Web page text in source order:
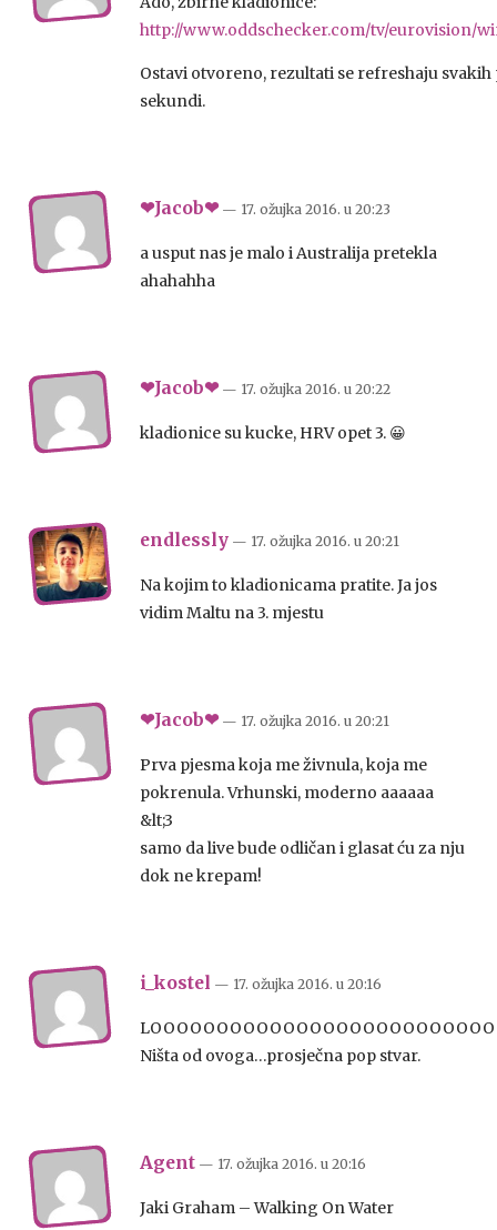
http://www.oddschecker.com/tv/eurovision/
Ostavi otvoreno, rezultati se refreshaju svakih
sekundi.
❤Jacob❤ — 17. ožujka 2016. u 20:23
a usput nas je malo i Australija pretekla
ahahahha
❤Jacob❤ — 17. ožujka 2016. u 20:22
kladionice su kucke, HRV opet 3. 😀
endlessly — 17. ožujka 2016. u 20:21
Na kojim to kladionicama pratite. Ja jos
vidim Maltu na 3. mjestu
❤Jacob❤ — 17. ožujka 2016. u 20:21
Prva pjesma koja me živnula, koja me
pokrenula. Vrhunski, moderno aaaaaa
&lt;3
samo da live bude odličan i glasat ću za nju
dok ne krepam!
i_kostel — 17. ožujka 2016. u 20:16
Ništa od ovoga…prosječna pop stvar.
Agent — 17. ožujka 2016. u 20:16
Jaki Graham – Walking On Water